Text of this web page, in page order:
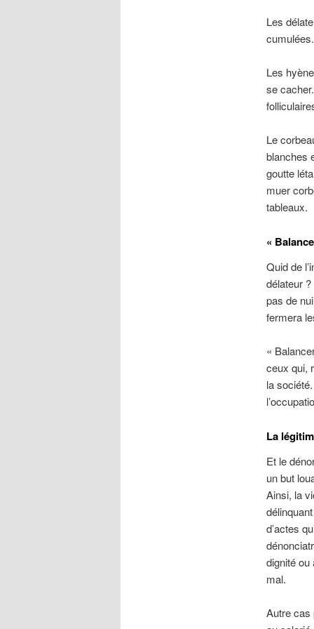
Les
Les
se
Le
blanches
goutte
muer
tableaux.
«
Quid de
délateur
pas de
fermera
«
ceux qui,
la
La
Et le
un but
Ainsi, la
d’actes
dignité ou
mal.
Autre cas